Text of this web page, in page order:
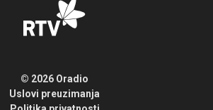
© 2026 Oradio
Uslovi preuzimanja